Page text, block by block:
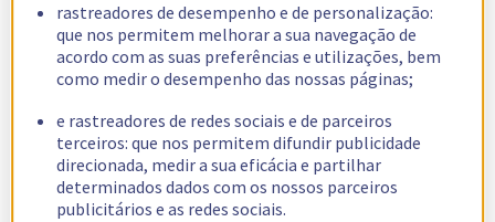
rastreadores de desempenho e de personalização:
que nos permitem melhorar a sua navegação de
acordo com as suas preferências e utilizações, bem
como medir o desempenho das nossas páginas;
e rastreadores de redes sociais e de parceiros
terceiros: que nos permitem difundir publicidade
direcionada, medir a sua eficácia e partilhar
determinados dados com os nossos parceiros
publicitários e as redes sociais.